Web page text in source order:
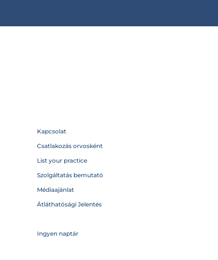
Kapcsolat
Csatlakozás orvosként
List your practice
Szolgáltatás bemutató
Médiaajánlat
Átláthatósági Jelentés
Ingyen naptár